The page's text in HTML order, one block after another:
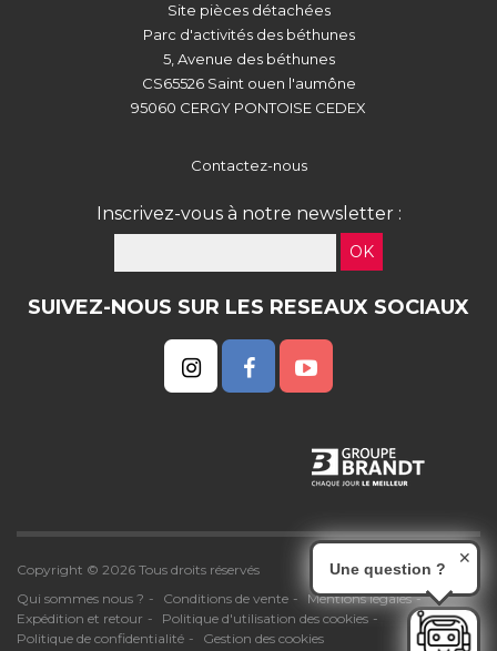
Site pièces détachées
Parc d'activités des béthunes
5, Avenue des béthunes
CS65526 Saint ouen l'aumône
95060 CERGY PONTOISE CEDEX
Contactez-nous
Inscrivez-vous à notre newsletter :
OK
SUIVEZ-NOUS SUR LES RESEAUX SOCIAUX
Copyright © 2026 Tous droits réservés
Qui sommes nous ?
Conditions de vente
Mentions légales
Expédition et retour
Politique d'utilisation des cookies
Politique de confidentialité
Gestion des cookies
Une question ?
✕